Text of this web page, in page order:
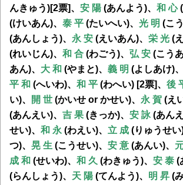
んきゅう)[2票]、 安 陽 (あんよう)、 和 心(
(けいあん)、 泰 平 (たいへい)、 光 明 (こ
(あんしょう)、 永 安 (えいあん)、 栄 光 (
(れいじん)、 和 合 (わごう)、 弘 安 (こう
あん)、 大 和 (やまと)、 義 明 (よしあけ)、
平 和 (へいわ)、 和 平 (わへい) [2票]、 後
い)、
開 世 (かいせ or かせい)、 永 賀 (え
(あんえい)、 吉 果 (きっか)、 安 詠(あんえ
せい)、 和 永 (わえい)、 立 成 (りゅうせい)
つ)、 晃 生 (こうせい)、 安 意 (あんい)、
成 和 (せいわ)、 和 久 (わきゅう)、 安 泰 (
(らんしょう)、 天 陽 (てんよう)、 明 昇 (